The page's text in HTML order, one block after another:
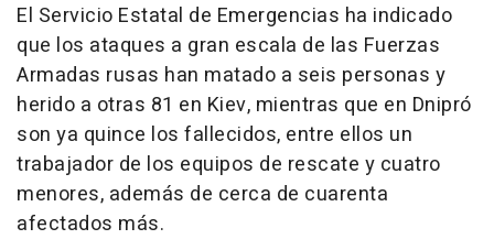
El Servicio Estatal de Emergencias ha indicado
que los ataques a gran escala de las Fuerzas
Armadas rusas han matado a seis personas y
herido a otras 81 en Kiev, mientras que en Dnipró
son ya quince los fallecidos, entre ellos un
trabajador de los equipos de rescate y cuatro
menores, además de cerca de cuarenta
afectados más.